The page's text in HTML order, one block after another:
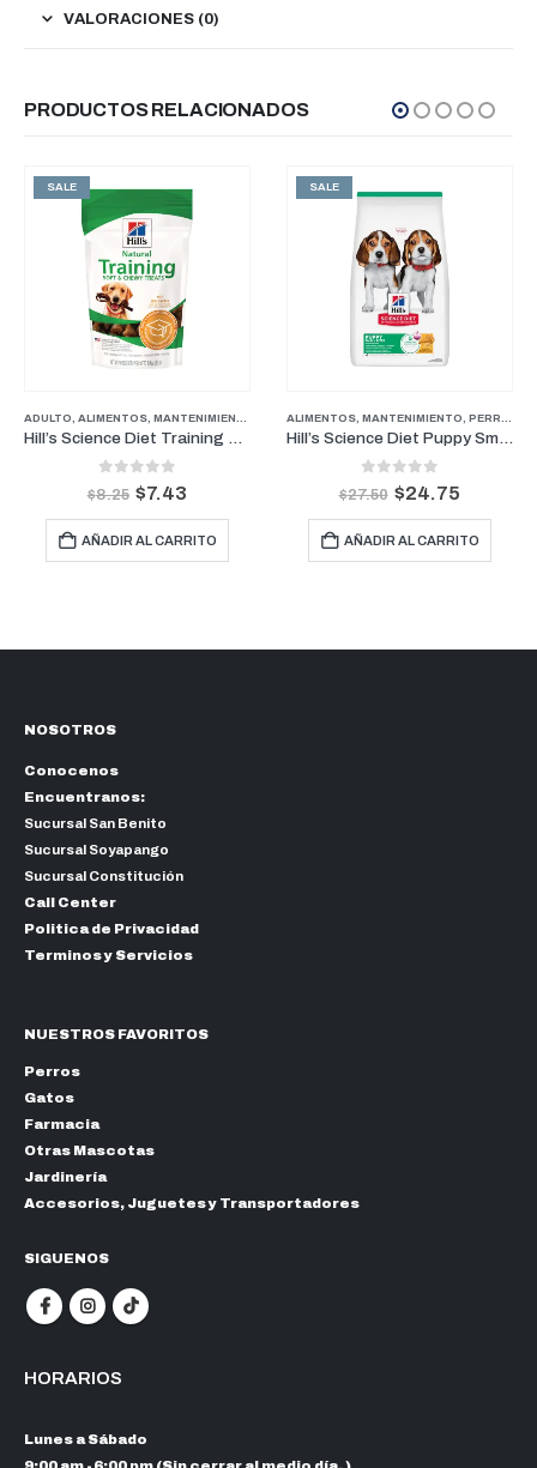
VALORACIONES (0)
PRODUCTOS RELACIONADOS
,FARMACIA PERROS,PROMOCIONES
SALE
ADULTO ALIMENTOS MANTENIMIENTO PERROS,PUPPY SENIOR,TREATS
Hill’s Science Diet Training Treats 3 onz
out of 5
$8.25 $7.43
AÑADIR AL CARRITO
SALE
ALIMENTOS MANTENIMIENTO PERROS
Hill’s Science Diet Puppy Small Bites Pollo y Arroz | Cachorros de Razas Pequeñas 4.5lb
out of 5
$27.50 $24.75
AÑADIR AL CARRITO
NOSOTROS
Conocenos
Encuentranos:
Sucursal San Benito
Sucursal Soyapango
Sucursal Constitución
Call Center
Politica de Privacidad
Terminos y Servicios
NUESTROS FAVORITOS
Perros
Gatos
Farmacia
Otras Mascotas
Jardinería
Accesorios, Juguetes y Transportadores
SIGUENOS
HORARIOS
Lunes a Sábado